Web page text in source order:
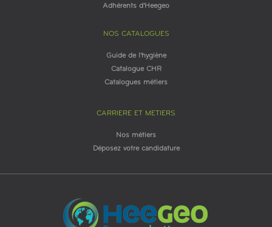
Adhérents d'Heegeo
NOS CATALOGUES
Guide de l'hygiène
Catalogue CHR
Catalogues métiers
CARRIERE ET METIERS
Nos métiers
Déposez votre candidature